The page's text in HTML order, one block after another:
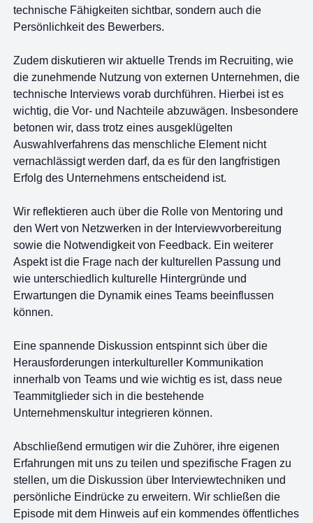
technische Fähigkeiten sichtbar, sondern auch die
Persönlichkeit des Bewerbers.
Zudem diskutieren wir aktuelle Trends im Recruiting, wie
die zunehmende Nutzung von externen Unternehmen, die
technische Interviews vorab durchführen. Hierbei ist es
wichtig, die Vor- und Nachteile abzuwägen. Insbesondere
betonen wir, dass trotz eines ausgeklügelten
Auswahlverfahrens das menschliche Element nicht
vernachlässigt werden darf, da es für den langfristigen
Erfolg des Unternehmens entscheidend ist.
Wir reflektieren auch über die Rolle von Mentoring und
den Wert von Netzwerken in der Interviewvorbereitung
sowie die Notwendigkeit von Feedback. Ein weiterer
Aspekt ist die Frage nach der kulturellen Passung und
wie unterschiedlich kulturelle Hintergründe und
Erwartungen die Dynamik eines Teams beeinflussen
können.
Eine spannende Diskussion entspinnt sich über die
Herausforderungen interkultureller Kommunikation
innerhalb von Teams und wie wichtig es ist, dass neue
Teammitglieder sich in die bestehende
Unternehmenskultur integrieren können.
Abschließend ermutigen wir die Zuhörer, ihre eigenen
Erfahrungen mit uns zu teilen und spezifische Fragen zu
stellen, um die Diskussion über Interviewtechniken und
persönliche Eindrücke zu erweitern. Wir schließen die
Episode mit dem Hinweis auf ein kommendes öffentliches